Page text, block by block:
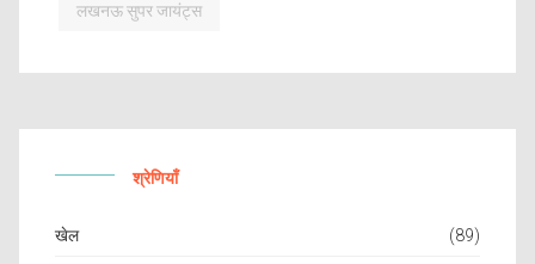
लखनऊ सुपर जायंट्स
श्रेणियाँ
खेल (89)